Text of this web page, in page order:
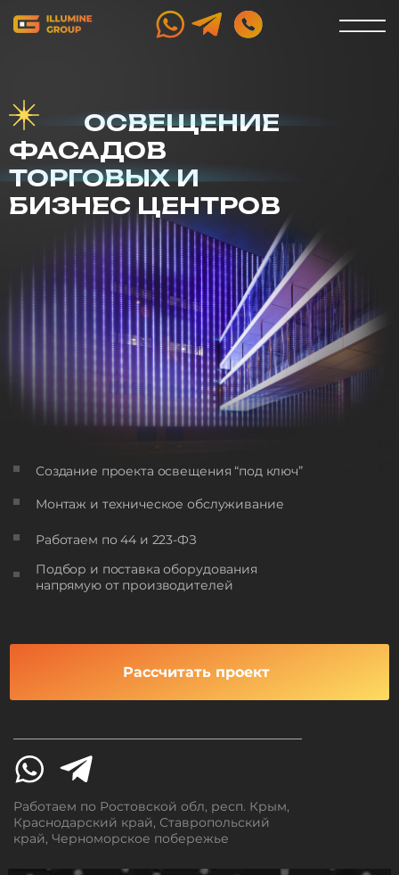
Работаем по Ростовской обл, респ. Крым,
Краснодарский край, Ставропольский
край, Черноморское побережье
ОСВЕЩЕНИЕ
ФАСАДОВ
ТОРГОВЫХ И
БИЗНЕС ЦЕНТРОВ
Рассчитать проект
Создание проекта освещения “под ключ”
Монтаж и техническое обслуживание
Подбор и поставка оборудования
напрямую от производителей
Работаем по 44 и 223-ФЗ